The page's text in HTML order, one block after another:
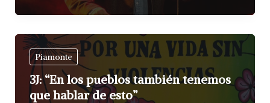
Piamonte
3J: “En los pueblos también tenemos
que hablar de esto”